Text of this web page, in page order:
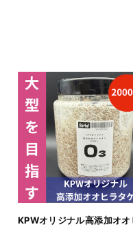
KPWオリジナル高添加オオ